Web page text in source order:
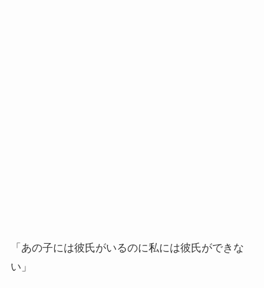
「あの子には彼氏がいるのに私には彼氏ができな
い」